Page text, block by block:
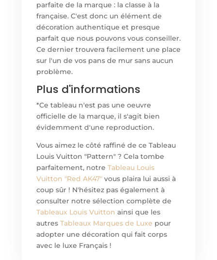
parfaite de la marque : la classe à la
française. C'est donc un élément de
décoration authentique et presque
parfait que nous pouvons vous conseiller.
Ce dernier trouvera facilement une place
sur l'un de vos pans de mur sans aucun
problème.
Plus d'informations
*Ce tableau n'est pas une oeuvre
officielle de la marque, il s'agit bien
évidemment d'une reproduction.
Vous aimez le côté raffiné de ce Tableau
Louis Vuitton "Pattern" ? Cela tombe
parfaitement, notre Tableau Louis
Vuitton "Red AK47"vous plaira lui aussi à
coup sûr ! N'hésitez pas également à
consulter notre sélection complète de
Tableaux Louis Vuitton ainsi que les
autres Tableaux Marques de Luxe pour
adopter une décoration qui fait corps
avec le luxe Français !